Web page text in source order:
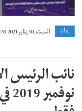
إيران السبت, 30 يناير 2021 18:53
نائب الرئيس